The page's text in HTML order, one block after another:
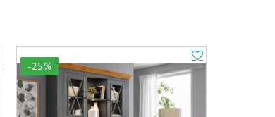
-25%